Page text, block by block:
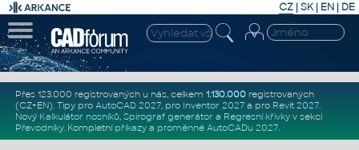
CZ | SK| EN | DE
Přes 123.000 registrovaných u nás, celkem 1.130.000registrovaných
(CZ+EN). Tipy pro AutoCAD 2027, pro Inventor 2027a pro Revit 2027.
Nový Kalkulátor nosníků, Spirograf generátor a Regresní křivkyv sekci
Převodníky. Kompletní příkazya proměnné AutoCADu 2027.